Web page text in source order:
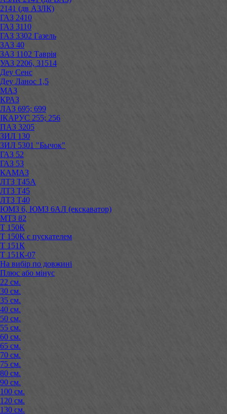
2141 (дв АЗЛК)
ГАЗ 2410
ГАЗ 3110
ГАЗ 3302 Газель
ЗАЗ 40
ЗАЗ 1102 Таврія
УАЗ 2206, 31514
Деу Сенс
Деу Ланос 1,5
МАЗ
КРАЗ
ЛАЗ 695; 699
ІКАРУС 255; 256
ПАЗ 3205
ЗИЛ 130
ЗИЛ 5301 "Бычок"
ГАЗ 52
ГАЗ 53
КАМАЗ
ЛТЗ Т45А
ЛТЗ Т45
ЛТЗ Т40
ЮМЗ 6, ЮМЗ 6АЛ (екскаватор)
МТЗ 82
Т 150К
Т 150К с пускателем
Т 151К
Т 151К-07
На вибір по довжині
Плюс або мінус
22 см.
30 см.
35 см.
40 см.
50 см.
55 см.
60 см.
65 см.
70 см.
75 см.
80 см.
90 см.
100 см.
120 см.
130 см.